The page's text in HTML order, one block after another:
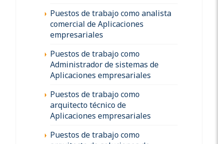
Puestos de trabajo como analista
comercial de Aplicaciones
empresariales
Puestos de trabajo como
Administrador de sistemas de
Aplicaciones empresariales
Puestos de trabajo como
arquitecto técnico de
Aplicaciones empresariales
Puestos de trabajo como